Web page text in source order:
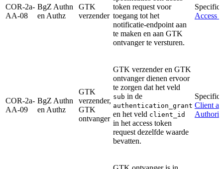
COR-2a-
AA-08
BgZ Authn
en Authz
GTK
verzender
token request voor
toegang tot het
notificatie-endpoint aan
te maken en aan GTK
ontvanger te versturen.
Access
COR-2a-
AA-09
BgZ Authn
en Authz
GTK
verzender,
GTK
ontvanger
GTK verzender en GTK
ontvanger dienen ervoor
te zorgen dat het veld
sub in de
authentication_grant
en het veld client_id
in het access token
request dezelfde waarde
bevatten.
Client